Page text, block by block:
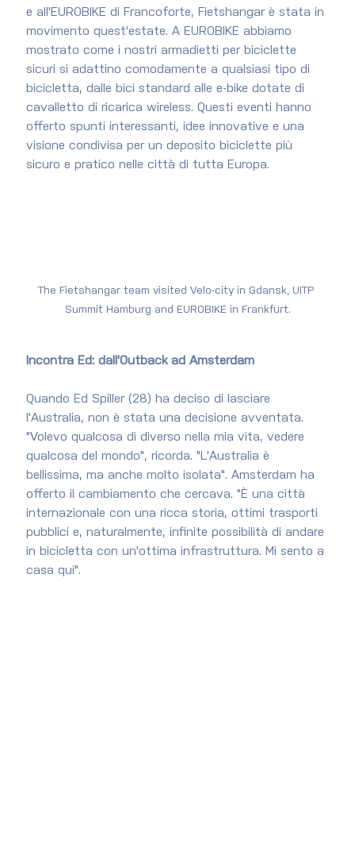
e all'EUROBIKE di Francoforte, Fietshangar è stata in
movimento quest'estate. A EUROBIKE abbiamo
mostrato come i nostri armadietti per biciclette
sicuri si adattino comodamente a qualsiasi tipo di
bicicletta, dalle bici standard alle e-bike dotate di
cavalletto di ricarica wireless. Questi eventi hanno
offerto spunti interessanti, idee innovative e una
visione condivisa per un deposito biciclette più
sicuro e pratico nelle città di tutta Europa.
The Fietshangar team visited Velo-city in Gdansk, UITP
Summit Hamburg and EUROBIKE in Frankfurt.
Incontra Ed: dall'Outback ad Amsterdam
Quando Ed Spiller (28) ha deciso di lasciare
l'Australia, non è stata una decisione avventata.
"Volevo qualcosa di diverso nella mia vita, vedere
qualcosa del mondo", ricorda. "L'Australia è
bellissima, ma anche molto isolata". Amsterdam ha
offerto il cambiamento che cercava. "È una città
internazionale con una ricca storia, ottimi trasporti
pubblici e, naturalmente, infinite possibilità di andare
in bicicletta con un'ottima infrastruttura. Mi sento a
casa qui".